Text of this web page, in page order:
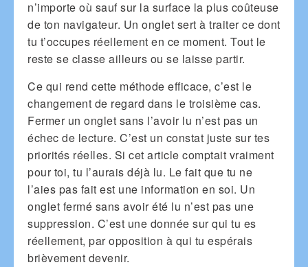
n’importe où sauf sur la surface la plus coûteuse
de ton navigateur. Un onglet sert à traiter ce dont
tu t’occupes réellement en ce moment. Tout le
reste se classe ailleurs ou se laisse partir.
Ce qui rend cette méthode efficace, c’est le
changement de regard dans le troisième cas.
Fermer un onglet sans l’avoir lu n’est pas un
échec de lecture. C’est un constat juste sur tes
priorités réelles. Si cet article comptait vraiment
pour toi, tu l’aurais déjà lu. Le fait que tu ne
l’aies pas fait est une information en soi. Un
onglet fermé sans avoir été lu n’est pas une
suppression. C’est une donnée sur qui tu es
réellement, par opposition à qui tu espérais
brièvement devenir.